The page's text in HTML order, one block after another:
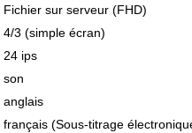
Fichier sur serveur (FHD)
4/3 (simple écran)
24 ips
son
anglais
français (Sous-titrage